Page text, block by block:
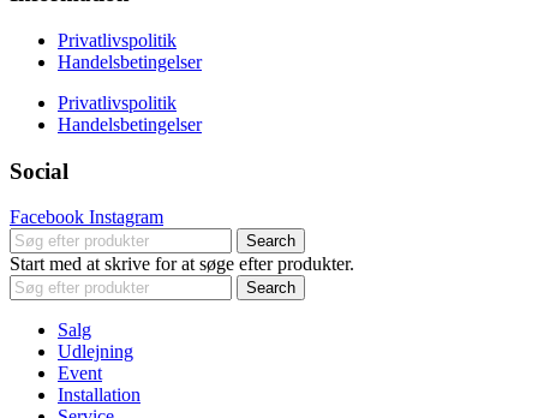
Privatlivspolitik
Handelsbetingelser
Privatlivspolitik
Handelsbetingelser
Social
Facebook Instagram
Search
Start med at skrive for at søge efter produkter.
Search
Salg
Udlejning
Event
Installation